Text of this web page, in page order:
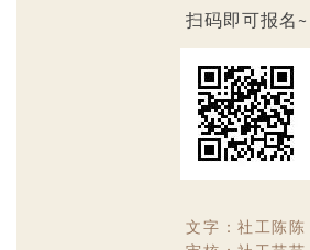
扫码即可报名~
文字：社工陈陈